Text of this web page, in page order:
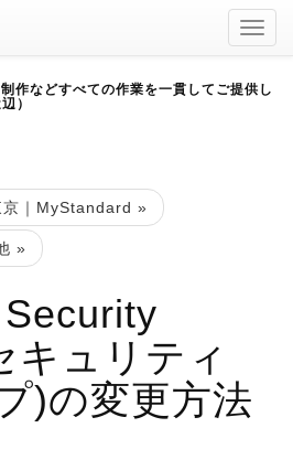
作などすべての作業を一貫してご提供し
）
京｜MyStandard »
»
キュリティ
)の変更方法